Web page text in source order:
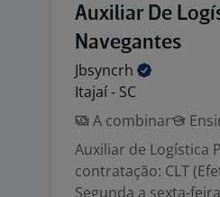
Auxiliar De
Navegantes
Jbsyncrh
Itajaí - SC
A combinar
Auxiliar de Logística
contratação: CLT
Segunda a sexta-